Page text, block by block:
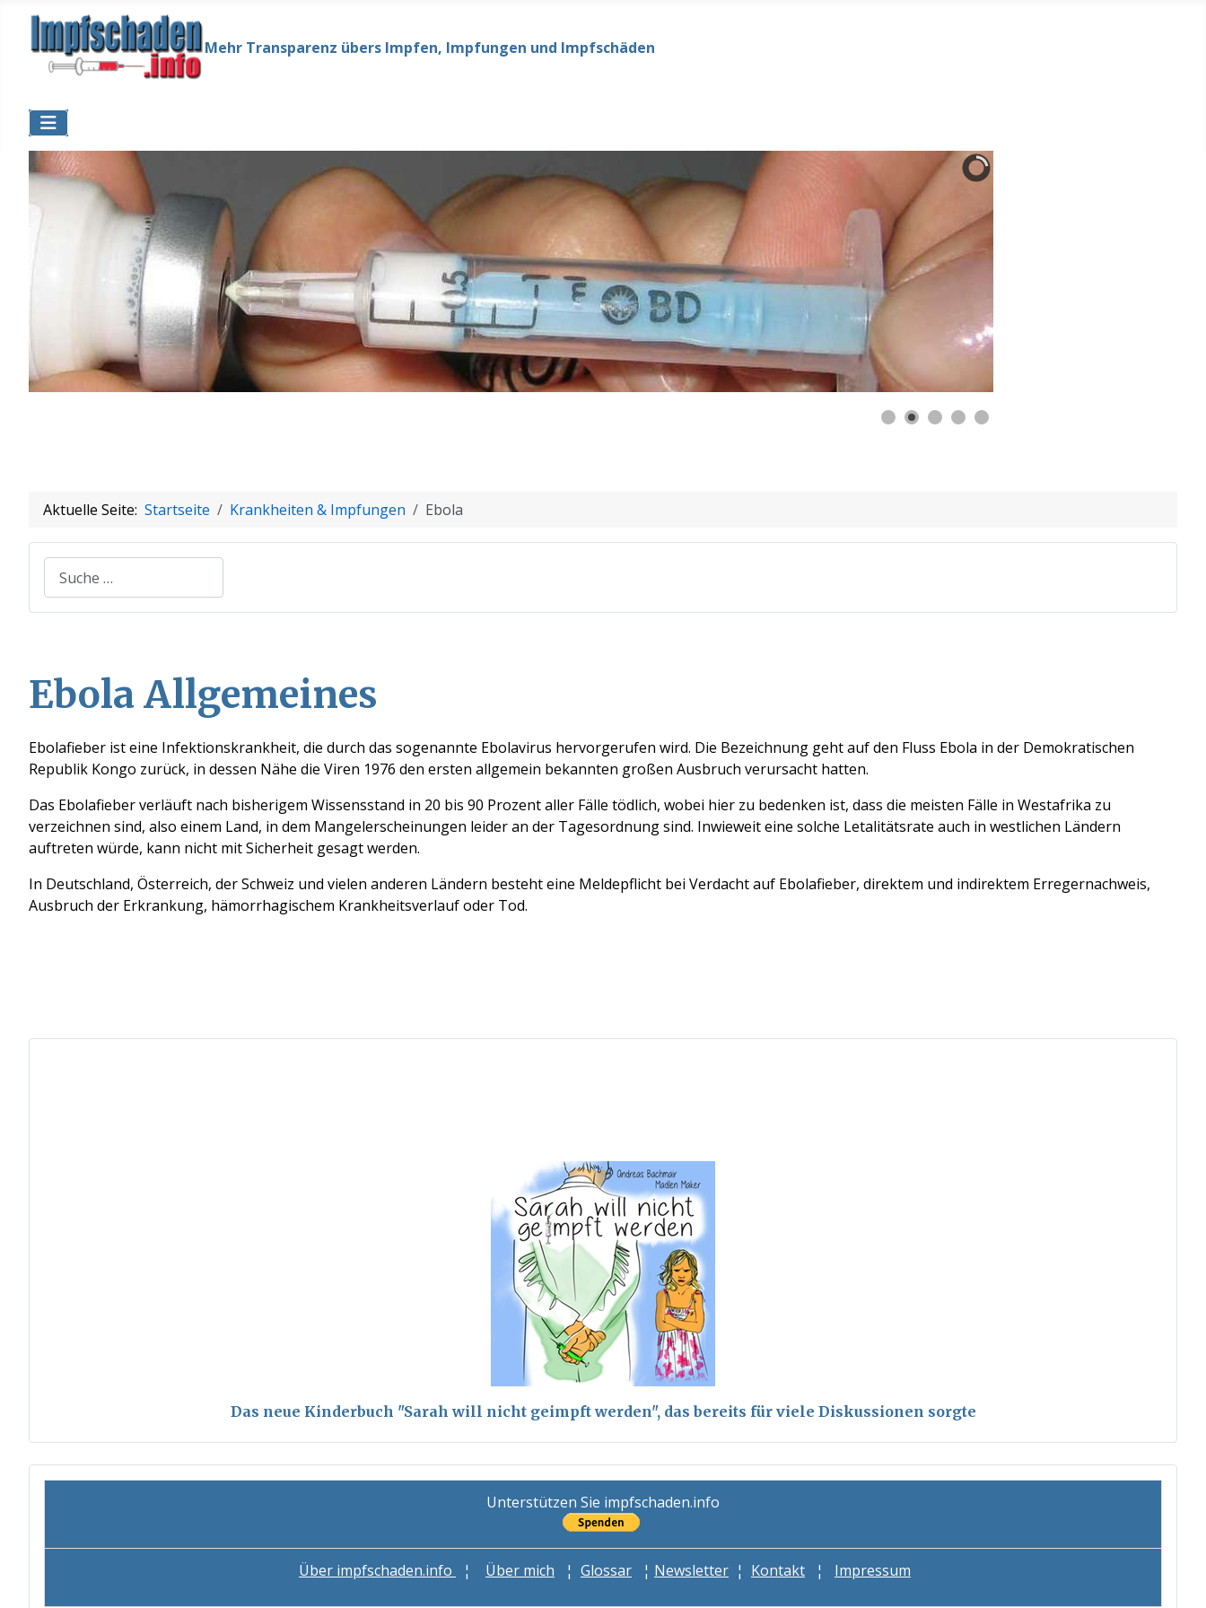
Mehr Transparenz übers Impfen, Impfungen und Impfschäden
Aktuelle Seite: Startseite Krankheiten & Impfungen Ebola
Ebola Allgemeines
Ebolafieber ist eine Infektionskrankheit, die durch das sogenannte Ebolavirus hervorgerufen wird. Die Bezeichnung geht auf den Fluss Ebola in der Demokratischen
Republik Kongo zurück, in dessen Nähe die Viren 1976 den ersten allgemein bekannten großen Ausbruch verursacht hatten.
Das Ebolafieber verläuft nach bisherigem Wissensstand in 20 bis 90 Prozent aller Fälle tödlich, wobei hier zu bedenken ist, dass die meisten Fälle in Westafrika zu
verzeichnen sind, also einem Land, in dem Mangelerscheinungen leider an der Tagesordnung sind. Inwieweit eine solche Letalitätsrate auch in westlichen Ländern
auftreten würde, kann nicht mit Sicherheit gesagt werden.
In Deutschland, Österreich, der Schweiz und vielen anderen Ländern besteht eine Meldepflicht bei Verdacht auf Ebolafieber, direktem und indirektem Erregernachweis,
Ausbruch der Erkrankung, hämorrhagischem Krankheitsverlauf oder Tod.
Das neue Kinderbuch "Sarah will nicht geimpft werden", das bereits für viele Diskussionen sorgte
Unterstützen Sie impfschaden.info
Über impfschaden.info ¦ Über mich ¦ Glossar ¦ Newsletter ¦ Kontakt ¦ Impressum